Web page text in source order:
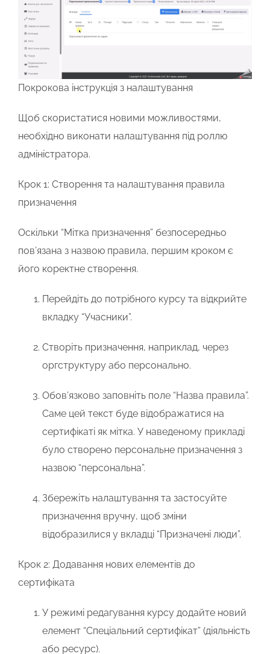
Покрокова інструкція з налаштування
Щоб скористатися новими можливостями,
необхідно виконати налаштування під роллю
адміністратора.
Крок 1: Створення та налаштування правила
призначення
Оскільки “Мітка призначення” безпосередньо
пов’язана з назвою правила, першим кроком є
його коректне створення.
Перейдіть до потрібного курсу та відкрийте
вкладку “Учасники”.
Створіть призначення, наприклад, через
оргструктуру або персонально.
Обов’язково заповніть поле “Назва правила”.
Саме цей текст буде відображатися на
сертифікаті як мітка. У наведеному прикладі
було створено персональне призначення з
назвою “персональна”.
Збережіть налаштування та застосуйте
призначення вручну, щоб зміни
відобразилися у вкладці “Призначені люди”.
Крок 2: Додавання нових елементів до
сертифіката
У режимі редагування курсу додайте новий
елемент “Спеціальний сертифікат” (діяльність
або ресурс).